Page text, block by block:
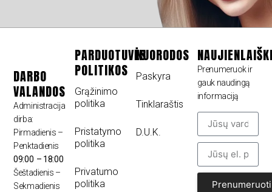
DARBO
VALANDOS
Administracija
dirba:
Pirmadienis –
Penktadienis
09:00 – 18:00
Šeštadienis –
Sekmadienis
PARDUOTUVĖS
POLITIKOS
Grąžinimo
politika
Pristatymo
politika
Privatumo
politika
NUORODOS
Paskyra
Tinklaraštis
D.U.K.
Prenumeruok ir
gauk naudingą
informaciją
Prenumeruoti